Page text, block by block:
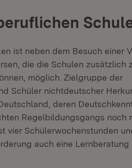
ist neben dem Besuch einer
die die Schulen zusätzlich
möglich. Zielgruppe der
Schüler nichtdeutscher
deren
Regelbildungsgangs noch
vier Schülerwochenstunden
auch eine Lernberatung